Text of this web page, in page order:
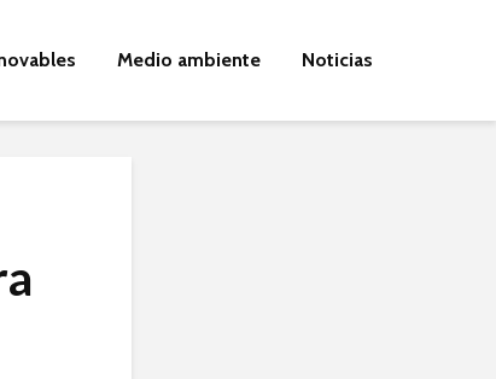
Medio ambiente Noticias